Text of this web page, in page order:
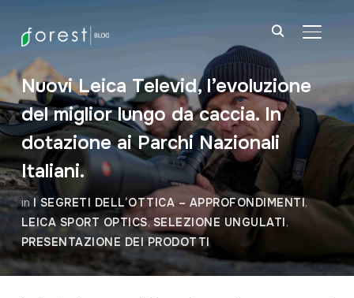
APRI/
Nuovi Leica Televid, l’evoluzione
del miglior lungo da caccia. In
dotazione ai Parchi Nazionali
Italiani.
inI SEGRETI DELL’OTTICA – APPROFONDIMENTI,
LEICA SPORT OPTICS, SELEZIONE UNGULATI,
PRESENTAZIONE DEI PRODOTTI